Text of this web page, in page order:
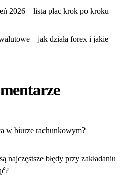
2026 – lista płac krok po kroku
– jak działa forex i jakie
w biurze rachunkowym?
najczęstsze błędy przy zakładaniu